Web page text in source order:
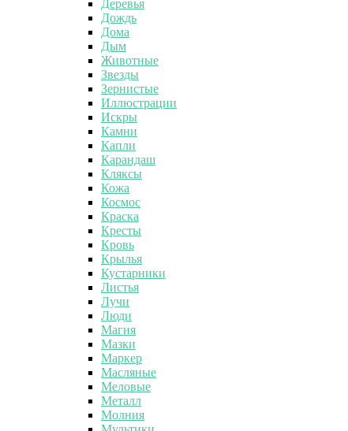
Деревья
Дождь
Дома
Дым
Животные
Звезды
Зернистые
Иллюстрации
Искры
Камни
Капли
Карандаш
Кляксы
Кожа
Космос
Краска
Кресты
Кровь
Крылья
Кустарники
Листья
Лучи
Люди
Магия
Мазки
Маркер
Масляные
Меловые
Металл
Молния